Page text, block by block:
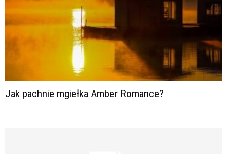
Jak pachnie mgiełka Amber Romance?